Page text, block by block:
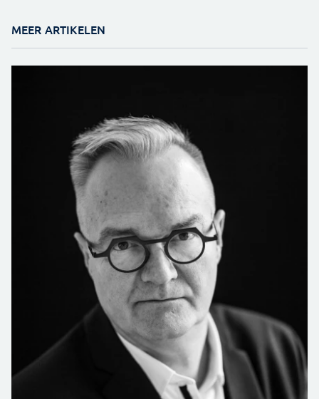
MEER ARTIKELEN